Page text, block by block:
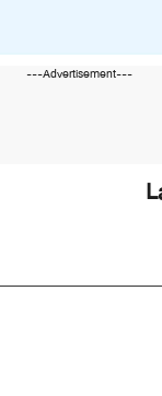
---Advertisement---